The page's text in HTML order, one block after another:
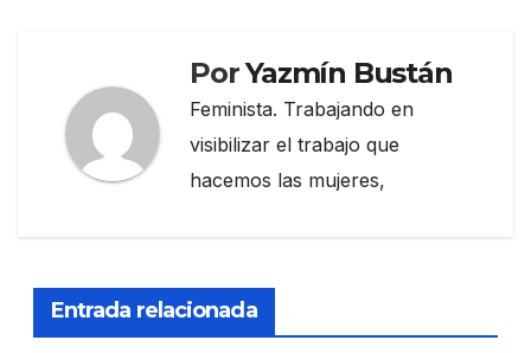
PorYazmín Bustán
Feminista. Trabajando en
visibilizar el trabajo que
hacemos las mujeres,
Entrada relacionada